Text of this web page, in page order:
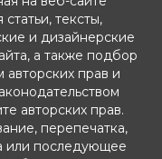
тексты,
и дизайнерские
а также подбор
авторских прав и
авторских прав.
перепечатка,
или последующее